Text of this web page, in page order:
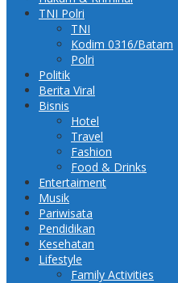
TNI Polri
TNI
Kodim 0316/Batam
Polri
Politik
Berita Viral
Bisnis
Hotel
Travel
Fashion
Food & Drinks
Entertaiment
Musik
Pariwisata
Pendidikan
Kesehatan
Lifestyle
Family Activities